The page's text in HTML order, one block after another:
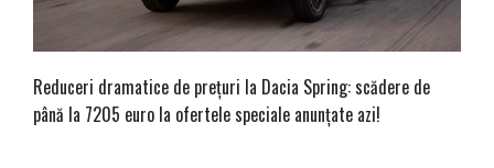
Reduceri dramatice de prețuri la Dacia Spring: scădere de
până la 7205 euro la ofertele speciale anunțate azi!